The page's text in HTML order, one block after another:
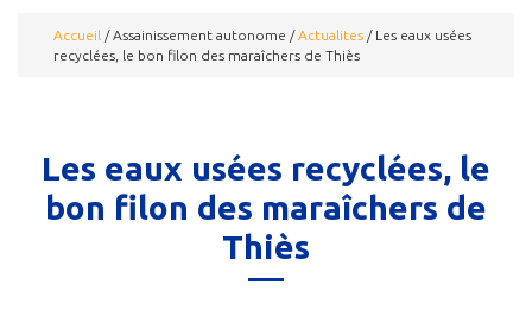
Accueil / Assainissement autonome / Actualites / Les eaux usées
recyclées, le bon filon des maraîchers de Thiès
Les eaux usées recyclées, le
bon filon des maraîchers de
Thiès